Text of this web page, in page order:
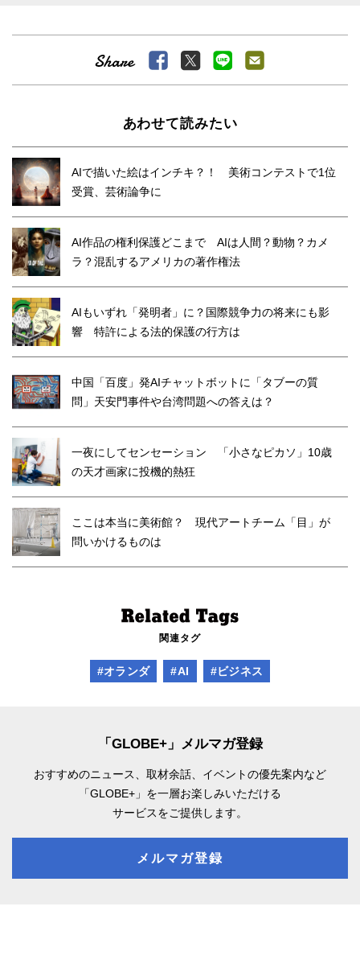
あわせて読みたい
AIで描いた絵はインチキ？！ 美術コンテストで1位
受賞、芸術論争に
AI作品の権利保護どこまで AIは人間？動物？カメ
ラ？混乱するアメリカの著作権法
AIもいずれ「発明者」に？国際競争力の将来にも影
響 特許による法的保護の行方は
中国「百度」発AIチャットボットに「タブーの質
問」天安門事件や台湾問題への答えは？
一夜にしてセンセーション 「小さなピカソ」10歳
の天才画家に投機的熱狂
ここは本当に美術館？ 現代アートチーム「目」が
問いかけるものは
関連タグ
#オランダ #AI #ビジネス
「GLOBE+」メルマガ登録
おすすめのニュース、取材余話、 イベントの優先案内など
「GLOBE+」を一層お楽しみいただける
サービスをご提供します。
メルマガ登録